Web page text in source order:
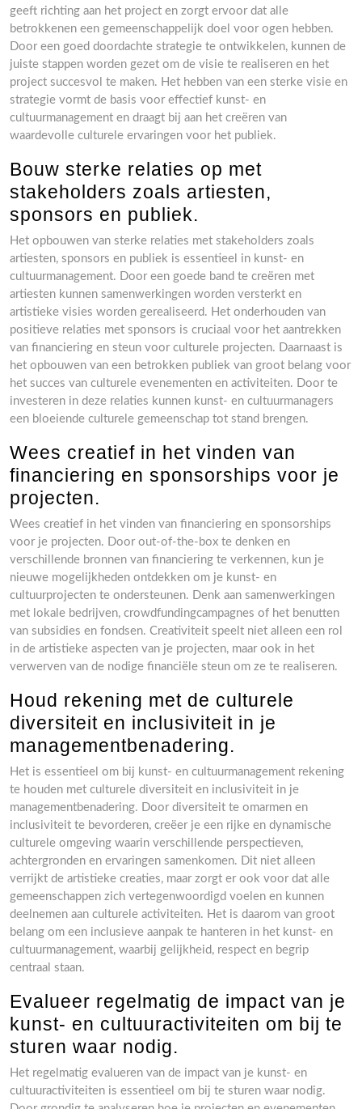
geeft richting aan het project en zorgt ervoor dat alle
betrokkenen een gemeenschappelijk doel voor ogen hebben.
Door een goed doordachte strategie te ontwikkelen, kunnen de
juiste stappen worden gezet om de visie te realiseren en het
project succesvol te maken. Het hebben van een sterke visie en
strategie vormt de basis voor effectief kunst- en
cultuurmanagement en draagt bij aan het creëren van
waardevolle culturele ervaringen voor het publiek.
Bouw sterke relaties op met
stakeholders zoals artiesten,
sponsors en publiek.
Het opbouwen van sterke relaties met stakeholders zoals
artiesten, sponsors en publiek is essentieel in kunst- en
cultuurmanagement. Door een goede band te creëren met
artiesten kunnen samenwerkingen worden versterkt en
artistieke visies worden gerealiseerd. Het onderhouden van
positieve relaties met sponsors is cruciaal voor het aantrekken
van financiering en steun voor culturele projecten. Daarnaast is
het opbouwen van een betrokken publiek van groot belang voor
het succes van culturele evenementen en activiteiten. Door te
investeren in deze relaties kunnen kunst- en cultuurmanagers
een bloeiende culturele gemeenschap tot stand brengen.
Wees creatief in het vinden van
financiering en sponsorships voor je
projecten.
Wees creatief in het vinden van financiering en sponsorships
voor je projecten. Door out-of-the-box te denken en
verschillende bronnen van financiering te verkennen, kun je
nieuwe mogelijkheden ontdekken om je kunst- en
cultuurprojecten te ondersteunen. Denk aan samenwerkingen
met lokale bedrijven, crowdfundingcampagnes of het benutten
van subsidies en fondsen. Creativiteit speelt niet alleen een rol
in de artistieke aspecten van je projecten, maar ook in het
verwerven van de nodige financiële steun om ze te realiseren.
Houd rekening met de culturele
diversiteit en inclusiviteit in je
managementbenadering.
Het is essentieel om bij kunst- en cultuurmanagement rekening
te houden met culturele diversiteit en inclusiviteit in je
managementbenadering. Door diversiteit te omarmen en
inclusiviteit te bevorderen, creëer je een rijke en dynamische
culturele omgeving waarin verschillende perspectieven,
achtergronden en ervaringen samenkomen. Dit niet alleen
verrijkt de artistieke creaties, maar zorgt er ook voor dat alle
gemeenschappen zich vertegenwoordigd voelen en kunnen
deelnemen aan culturele activiteiten. Het is daarom van groot
belang om een inclusieve aanpak te hanteren in het kunst- en
cultuurmanagement, waarbij gelijkheid, respect en begrip
centraal staan.
Evalueer regelmatig de impact van je
kunst- en cultuuractiviteiten om bij te
sturen waar nodig.
Het regelmatig evalueren van de impact van je kunst- en
cultuuractiviteiten is essentieel om bij te sturen waar nodig.